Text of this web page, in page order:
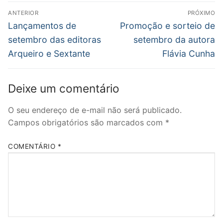
Navegação
de
Post
ANTERIOR
Post
anterior:
Lançamentos de
setembro das editoras
Arqueiro e Sextante
PRÓXIMO
Próximo
post:
Promoção e sorteio de
setembro da autora
Flávia Cunha
Deixe um comentário
O seu endereço de e-mail não será publicado.
Campos obrigatórios são marcados com *
COMENTÁRIO *